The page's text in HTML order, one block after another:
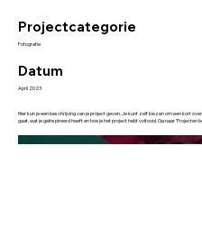
Projectcategorie
Fotografie
Datum
April 2023
Hier kun je een beschrijving van je project geven. Je kunt zelf kiezen om een kort
gaat, wat je geïnspireerd heeft en hoe je het project hebt voltooid. Ga naar 'Projecten